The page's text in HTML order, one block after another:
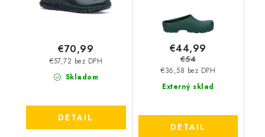
Skladom
€57,72 bez DPH
€70,99
DETAIL
Externý sklad
€36,58 bez DPH
€44,99
€54
DETAIL